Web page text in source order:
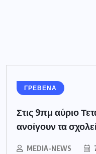
ΓΡΕΒΕΝΑ
Στις 9πμ αύριο
ανοίγουν τα
MEDIA-NEWS